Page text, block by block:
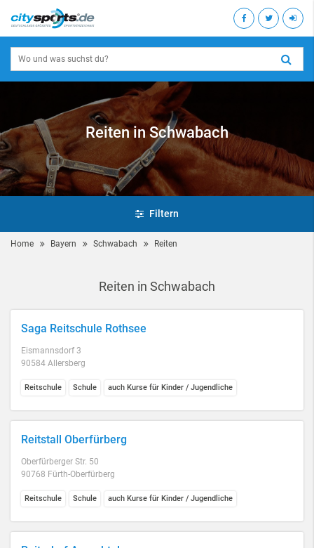
Reiten in Schwabach
Filtern
Home Bayern Schwabach Reiten
Reiten in Schwabach
Saga Reitschule Rothsee
Eismannsdorf 3
90584 Allersberg
Reitschule Schule auch Kurse für Kinder / Jugendliche
Reitstall Oberfürberg
Oberfürberger Str. 50
90768 Fürth-Oberfürberg
Reitschule Schule auch Kurse für Kinder / Jugendliche